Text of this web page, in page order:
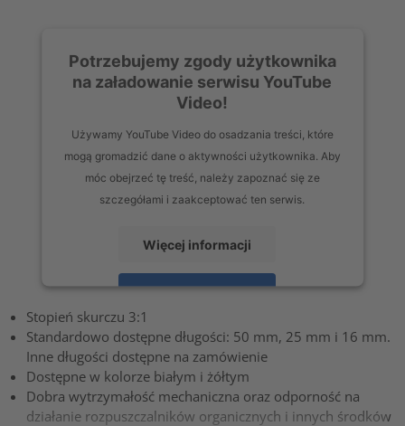
Potrzebujemy zgody użytkownika
na załadowanie serwisu YouTube
Video!
Używamy YouTube Video do osadzania treści, które
mogą gromadzić dane o aktywności użytkownika. Aby
móc obejrzeć tę treść, należy zapoznać się ze
szczegółami i zaakceptować ten serwis.
Więcej informacji
Zaakceptuj
powered byUsercentrics Consent Management Platform
Stopień skurczu 3:1
Standardowo dostępne długości: 50 mm, 25 mm i 16 mm.
Inne długości dostępne na zamówienie
Dostępne w kolorze białym i żółtym
Dobra wytrzymałość mechaniczna oraz odporność na
działanie rozpuszczalników organicznych i innych środków